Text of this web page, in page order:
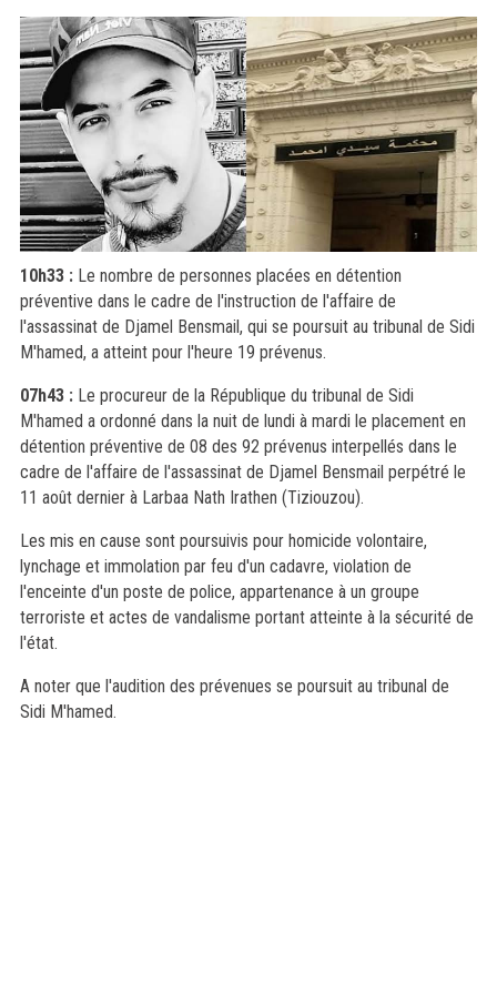
10h33 : Le nombre de personnes placées en détention
préventive dans le cadre de l'instruction de l'affaire de
l'assassinat de Djamel Bensmail, qui se poursuit au tribunal de Sidi
M'hamed, a atteint pour l'heure 19 prévenus.
07h43 :Le procureur de la République du tribunal de Sidi
M'hamed a ordonné dans la nuit de lundi à mardi le placement en
détention préventive de 08 des 92 prévenus interpellés dans le
cadre de l'affaire de l'assassinat de Djamel Bensmail perpétré le
11 août dernier à Larbaa Nath Irathen (Tiziouzou).
Les mis en cause sont poursuivis pour homicide volontaire,
lynchage et immolation par feu d'un cadavre, violation de
l'enceinte d'un poste de police, appartenance à un groupe
terroriste et actes de vandalisme portant atteinte à la sécurité de
l'état.
A noter que l'audition des prévenues se poursuit au tribunal de
Sidi M'hamed.